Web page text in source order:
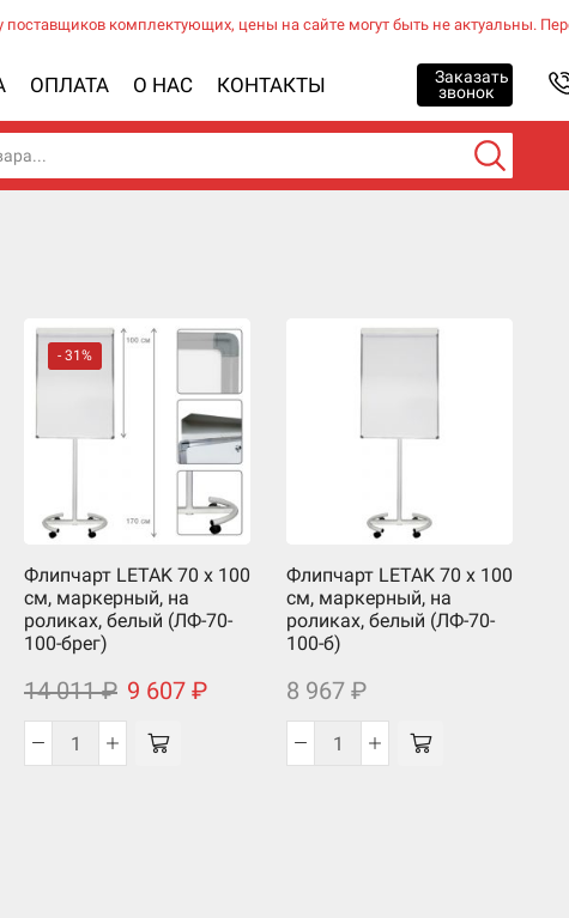
комплектующих, цены на сайте могут быть не актуальны.
ОПЛАТА О НАС КОНТАКТЫ
Заказать
звонок
- 31%
Флипчарт LETAK 70 x 100
см, маркерный, на
роликах, белый (ЛФ-70-
100-брег)
14 011₽ 9 607 ₽
Количество
Флипчарт LETAK 70 x 100
см, маркерный, на
роликах, белый (ЛФ-70-
100-б)
8 967 ₽
Количество